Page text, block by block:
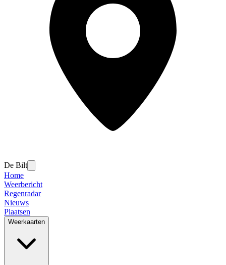
De Bilt
Home
Weerbericht
Regenradar
Nieuws
Plaatsen
Weerkaarten